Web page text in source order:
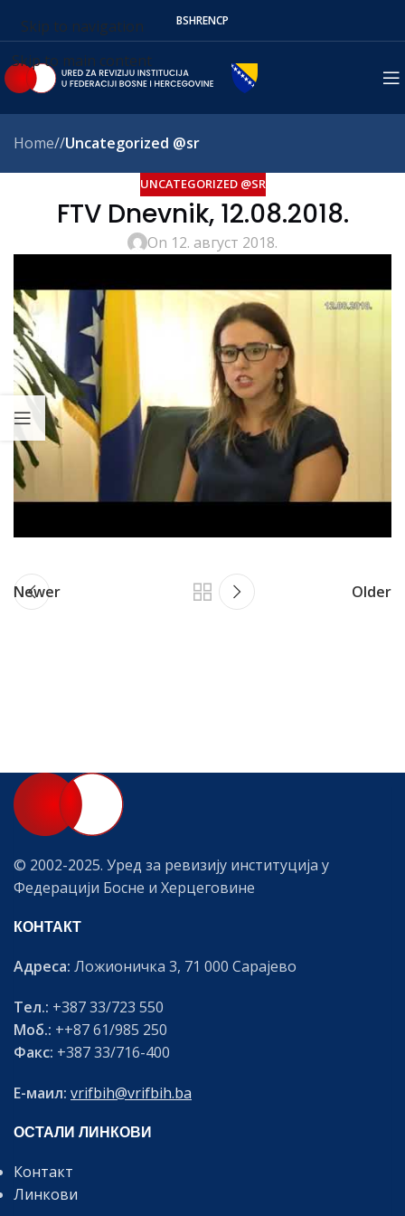
Skip to navigation
Skip to main content
BSHRENСР
Home/ Uncategorized @sr
UNCATEGORIZED @SR
FTV Dnevnik, 12.08.2018.
On 12. август 2018.
Newer Older
© 2002-2025. Уред за ревизију институција у
Федерацији Босне и Херцеговине
КОНТАКТ
Адреса: Ложионичка 3, 71 000 Сарајево
Тел.: +387 33/723 550
Моб.: ++87 61/985 250
Факс: +387 33/716-400
Е-маил: vrifbih@vrifbih.ba
ОСТАЛИ ЛИНКОВИ
Контакт
Линкови